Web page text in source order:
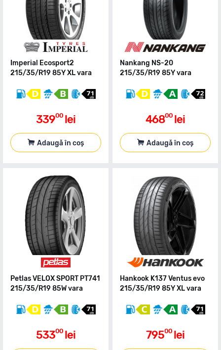
Imperial Ecosport2
215/35/R19 85Y XL vara
33900 lei
Adaugă în coș
Nankang NS-20
215/35/R19 85Y vara
46800 lei
Adaugă în coș
Petlas VELOX SPORT PT741
215/35/R19 85W vara
53300 lei
Hankook K137 Ventus evo
215/35/R19 85Y XL vara
79500 lei